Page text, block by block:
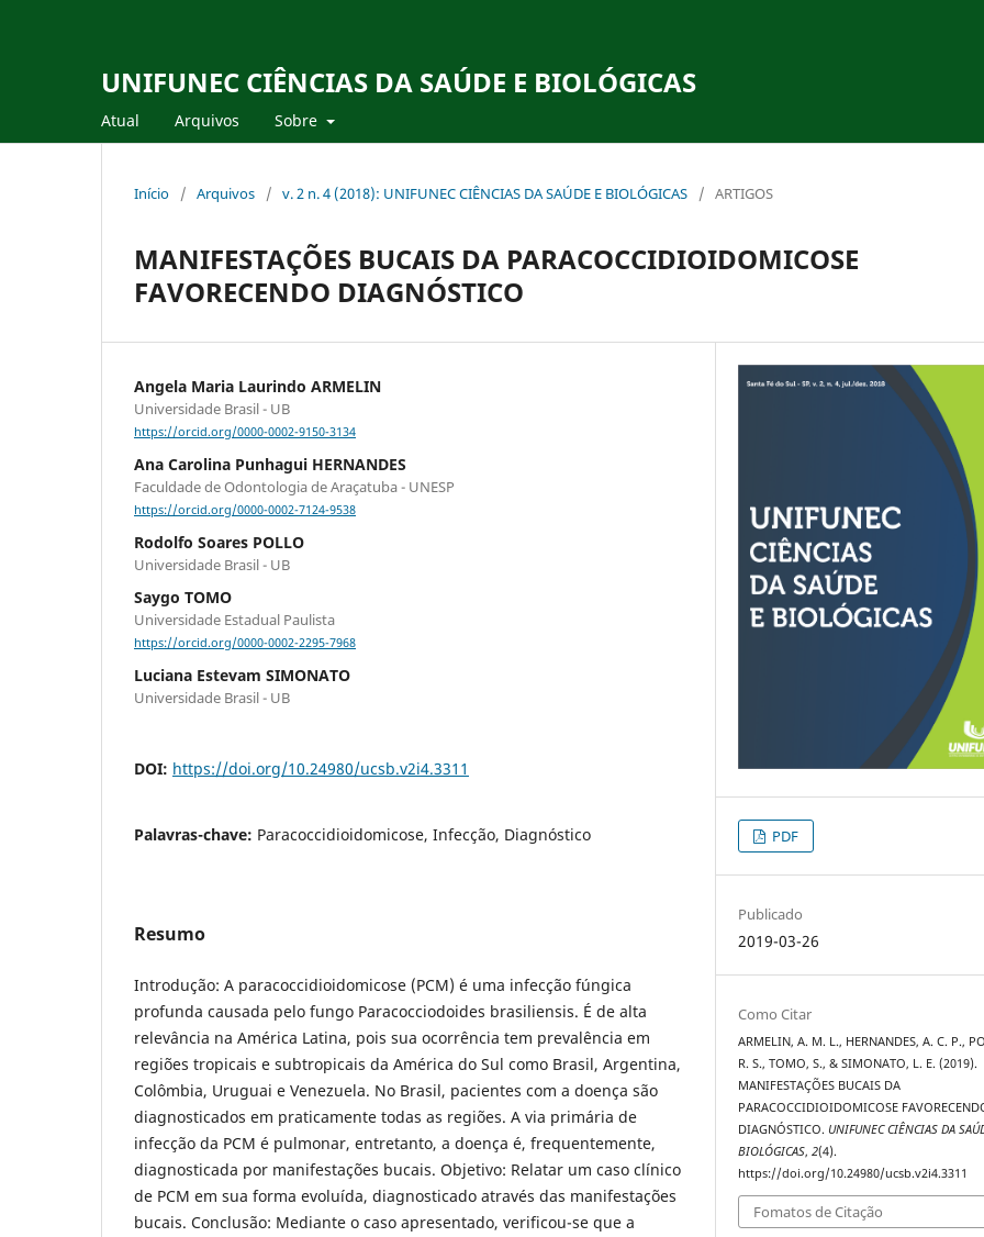
UNIFUNEC CIÊNCIAS DA SAÚDE E BIOLÓGICAS
Atual Arquivos Sobre
Início / Arquivos / v. 2 n. 4 (2018): UNIFUNEC CIÊNCIAS DA SAÚDE E BIOLÓGICAS / ARTIGOS
MANIFESTAÇÕES BUCAIS DA PARACOCCIDIOIDOMICOSE
FAVORECENDO DIAGNÓSTICO
Angela Maria Laurindo ARMELIN
Universidade Brasil - UB
https://orcid.org/0000-0002-9150-3134
Ana Carolina Punhagui HERNANDES
Faculdade de Odontologia de Araçatuba - UNESP
https://orcid.org/0000-0002-7124-9538
Rodolfo Soares POLLO
Universidade Brasil - UB
Saygo TOMO
Universidade Estadual Paulista
https://orcid.org/0000-0002-2295-7968
Luciana Estevam SIMONATO
Universidade Brasil - UB
DOI: https://doi.org/10.24980/ucsb.v2i4.3311
Palavras-chave: Paracoccidioidomicose, Infecção, Diagnóstico
Resumo
Introdução: A paracoccidioidomicose (PCM) é uma infecção fúngica
profunda causada pelo fungo Paracocciodoides brasiliensis. É de alta
relevância na América Latina, pois sua ocorrência tem prevalência em
regiões tropicais e subtropicais da América do Sul como Brasil, Argentina,
Colômbia, Uruguai e Venezuela. No Brasil, pacientes com a doença são
diagnosticados em praticamente todas as regiões. A via primária de
infecção da PCM é pulmonar, entretanto, a doença é, frequentemente,
diagnosticada por manifestações bucais. Objetivo: Relatar um caso clínico
de PCM em sua forma evoluída, diagnosticado através das manifestações
bucais. Conclusão: Mediante o caso apresentado, verificou-se que a
PDF
Publicado
2019-03-26
Como Citar
ARMELIN, A. M. L., HERNANDES, A. C. P.,
R. S., TOMO, S., & SIMONATO, L. E. (2019).
MANIFESTAÇÕES BUCAIS DA
PARACOCCIDIOIDOMICOSE
DIAGNÓSTICO. UNIFUNEC CIÊNCIAS DA
BIOLÓGICAS,2(4).
https://doi.org/10.24980/ucsb.v2i4.3311
Fomatos de Citação